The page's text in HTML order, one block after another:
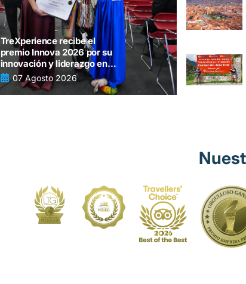
TreXperience recibe el
premio Innova 2026 por su
innovación y liderazgo en
turismo
07 Agosto 2026